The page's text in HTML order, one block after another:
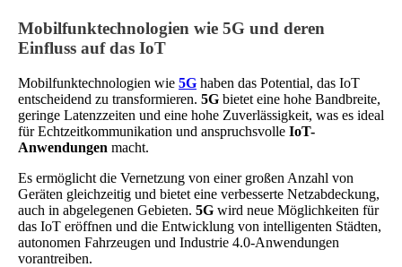
Mobilfunktechnologien wie 5G und deren
Einfluss auf das IoT
Mobilfunktechnologien wie 5G haben das Potential, das IoT
entscheidend zu transformieren. 5G bietet eine hohe Bandbreite,
geringe Latenzzeiten und eine hohe Zuverlässigkeit, was es ideal
für Echtzeitkommunikation und anspruchsvolle IoT-
Anwendungen macht.
Es ermöglicht die Vernetzung von einer großen Anzahl von
Geräten gleichzeitig und bietet eine verbesserte Netzabdeckung,
auch in abgelegenen Gebieten. 5G wird neue Möglichkeiten für
das IoT eröffnen und die Entwicklung von intelligenten Städten,
autonomen Fahrzeugen und Industrie 4.0-Anwendungen
vorantreiben.